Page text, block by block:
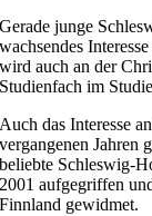
Gerade junge
wachsendes
wird auch an der
Studienfach im
Auch das Interesse
vergangenen Jahren
beliebte Schleswig-
2001 aufgegriffen
Finnland gewidmet.